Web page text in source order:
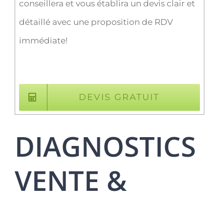
conseillera et vous établira un devis clair et
détaillé avec une proposition de RDV
immédiate!
DEVIS GRATUIT
DIAGNOSTICS
VENTE &